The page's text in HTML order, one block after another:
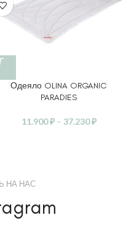
Одеяло OLINA ORGANIC
PARADIES
11.900₽ – 37.230₽
НА НАС